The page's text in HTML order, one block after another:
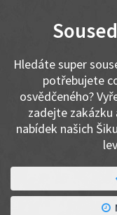
Hledáte super
potřebujete
osvědčeného?
zadejte zakázku
nabídek našich